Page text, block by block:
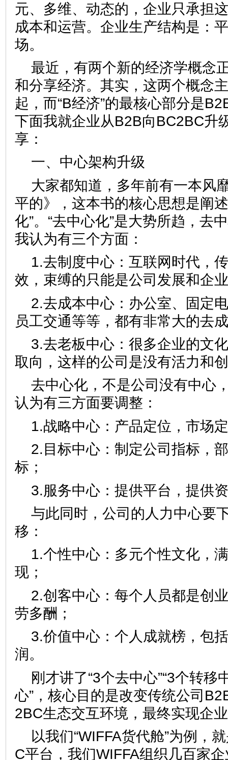
元、多维、动态的，企业只承担
成本和运营。企业生产结构是：
场。
最近，有两个新的经济学概念
和分享经济。其实，这两个概念
起，而“B经济”的最核心部分是
下面我就企业从B2B向BC2BC升
享：
一、中心架构升级
大家都知道，多年前有一本风
平的》，这本书的核心思想是阐
化”。“去中心化”是大势所趋，去
我认为有三个方面：
1.去制度中心：互联网时代，
效，束缚的只能是公司发展和企
2.去成本中心：办公室、固定
员工交通等等，都有非常大的去
3.去老板中心：很多企业的文
取向，这样的公司是没有活力和
去中心化，不是公司没有中心
认为有三方面要调整：
1.战略中心：产品定位，市场
2.目标中心：制定公司指标，
标；
3.服务中心：提供平台，提供
与此同时，公司的人力中心要
移：
1.个性中心：多元个性文化，
现；
2.创客中心：每个人员都是创
劳多酬；
3.价值中心：个人成就榜，包
润。
刚才讲了“3个去中心”“3个转移
心”，核心目的是改变传统公司
2BC生态交互环境，最终实现企
以我们“WIFFA货代舱”为例，
C平台，我们WIFFA组织几百家